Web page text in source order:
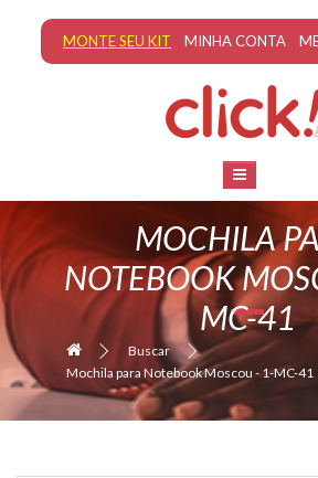
MONTE SEU KIT MINHA CONTA
MOCHILA
NOTEBOOK
MC-41
Buscar
Mochila para Notebook Moscou - 1-MC-41